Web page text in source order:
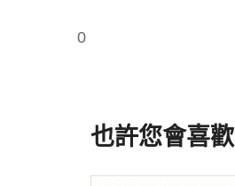
0
也許您會喜歡